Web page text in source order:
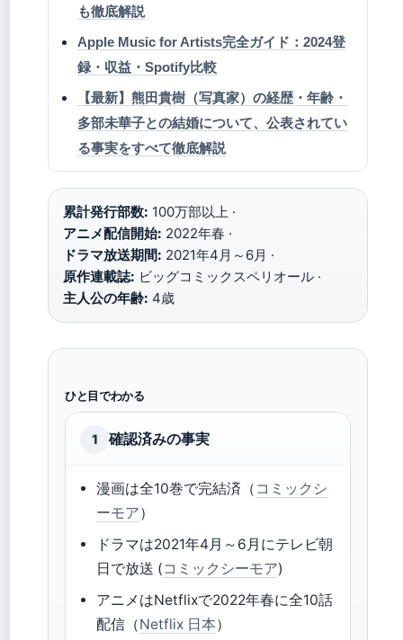
も徹底解説
Apple Music for Artists完全ガイド：2024登
録・収益・Spotify比較
【最新】熊田貴樹（写真家）の経歴・年齢・
多部未華子との結婚について、公表されてい
る事実をすべて徹底解説
累計発行部数: 100万部以上 ·
アニメ配信開始: 2022年春 ·
ドラマ放送期間: 2021年4月～6月 ·
原作連載誌: ビッグコミックスペリオール ·
主人公の年齢: 4歳
ひと目でわかる
1 確認済みの事実
漫画は全10巻で完結済（ コミックシ
ーモア）
ドラマは2021年4月～6月にテレビ朝
日で放送 (コミックシーモア)
アニメはNetflixで2022年春に全10話
配信（Netflix 日本）